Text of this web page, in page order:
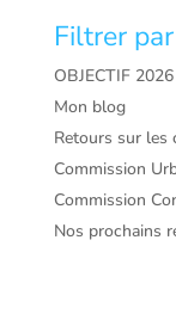
Filtrer
OBJECTIF
Mon blog
Retours sur les
Commission
Commission
Nos prochains